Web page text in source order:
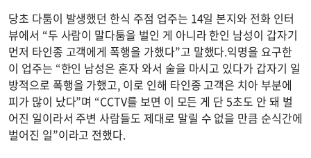
당초 다툼이 발생했던 한식 주점 업주는 14일 본지와 전화 인터
뷰에서 “두 사람이 말다툼을 벌인 게 아니라 한인 남성이 갑자기
먼저 타인종 고객에게 폭행을 가했다”고 말했다.익명을 요구한
이 업주는 “한인 남성은 혼자 와서 술을 마시고 있다가 갑자기 일
방적으로 폭행을 가했고, 이로 인해 타인종 고객은 치아 부분에
피가 많이 났다”며 “CCTV를 보면 이 모든 게 단 5초도 안 돼 벌
어진 일이라서 주변 사람들도 제대로 말릴 수 없을 만큼 순식간에
벌어진 일”이라고 전했다.